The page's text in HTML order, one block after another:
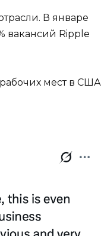
В январе
вакансий Ripple
мест в США